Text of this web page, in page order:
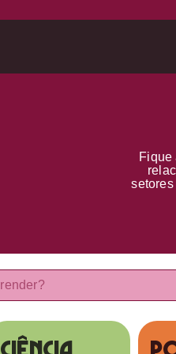
Fique